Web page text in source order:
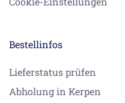
Bestellinfos
Lieferstatus prüfen
Abholung in Kerpen